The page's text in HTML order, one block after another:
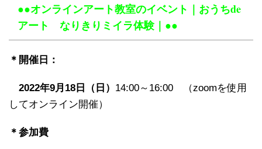
●●オンラインアート教室のイベント｜おうちde
アート なりきりミイラ体験｜●●
＊開催日：
2022年9月18日（日） 14:00～16:00 （zoomを使用
してオンライン開催）
＊参加費